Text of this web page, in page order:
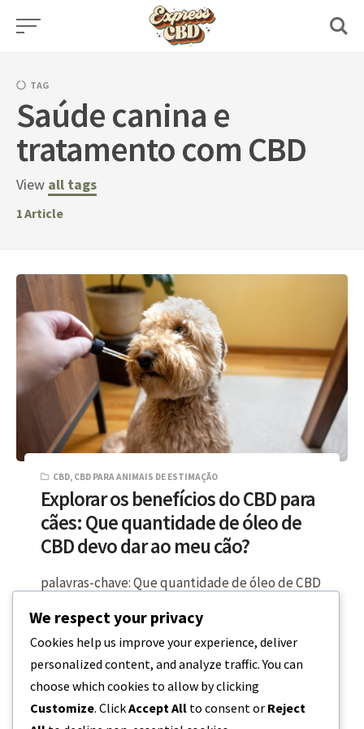
Skip
TAG
Saúde canina e
tratamento com CBD
View all tags
1Article
CBD, CBD PARA ANIMAIS DE ESTIMAÇÃO
Explorar os benefícios do CBD para
cães: Que quantidade de óleo de
CBD devo dar ao meu cão?
palavras-chave: Que quantidade de óleo de CBD
para cães,…
6 MINUTOS DE LEITURA 18 DE DEZEMBRO, 2023
We respect your privacy
Cookies help us improve your experience, deliver
personalized content, and analyze traffic. You can
choose which cookies to allow by clicking
Customize. ClickAccept All to consent or Reject